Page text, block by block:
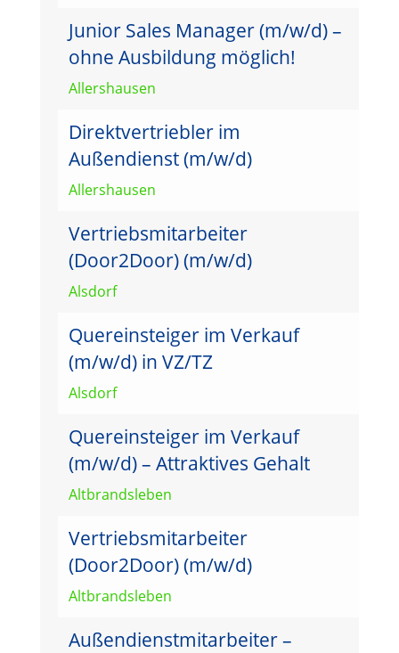
Junior Sales Manager (m/w/d) –
ohne Ausbildung möglich!
Allershausen
Direktvertriebler im
Außendienst (m/w/d)
Allershausen
Vertriebsmitarbeiter
(Door2Door) (m/w/d)
Alsdorf
Quereinsteiger im Verkauf
(m/w/d) in VZ/TZ
Alsdorf
Quereinsteiger im Verkauf
(m/w/d) – Attraktives Gehalt
Altbrandsleben
Vertriebsmitarbeiter
(Door2Door) (m/w/d)
Altbrandsleben
Außendienstmitarbeiter –